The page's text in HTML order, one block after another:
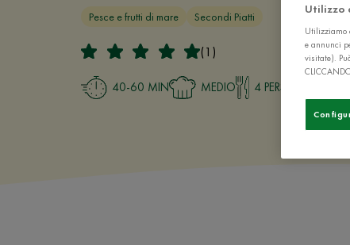
Pesce e frutti di mare Secondi Piatti
(1)
40-60 MIN MEDIO 4 PERSONE
Utilizzo
Utilizziamo
e annunci
visitate).